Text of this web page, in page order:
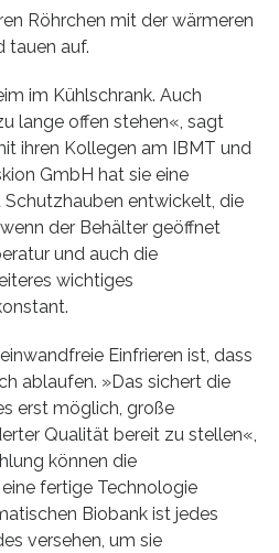
Röhrchen mit der wärmeren
tauen auf.
im Kühlschrank. Auch
lange offen stehen«, sagt
ihren Kollegen am IBMT und
GmbH hat sie eine
entwickelt, die
der Behälter geöffnet
und auch die
wichtiges
Einfrieren ist, dass
ablaufen. »Das sichert die
erst möglich, große
Qualität bereit zu stellen«,
können die
fertige Technologie
Biobank ist jedes
versehen, um sie